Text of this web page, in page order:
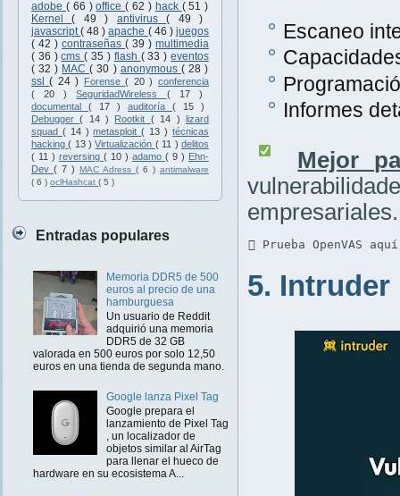
adobe ( 66 )office( 62 ) hack ( 51 )
Kernel( 49 ) antivirus( 49 )
javascript( 48 )apache ( 46 ) juegos
( 42 ) contraseñas ( 39 ) multimedia
( 36 )cms( 35 ) flash ( 33 )eventos
( 32 ) MAC( 30 ) anonymous ( 28 )
ssl( 24 ) Forense( 20 ) conferencia
( 20 )SeguridadWireless ( 17 )
documental ( 17 ) auditoría ( 15 )
Debugger( 14 ) Rootkit ( 14 ) lizard
squad ( 14 )metasploit( 13 ) técnicas
hacking( 13 )Virtualización ( 11 ) delitos
( 11 ) reversing ( 10 ) adamo ( 9 ) Ehn-
Dev ( 7 ) MAC Adress ( 6 ) antimalware
( 6 ) oclHashcat ( 5 )
Entradas populares
Memoria DDR5 de 500
euros al precio de una
hamburguesa
Un usuario de Reddit
adquirió una memoria
DDR5 de 32 GB
valorada en 500 euros por solo 12,50
euros en una tienda de segunda mano.
Google lanza Pixel Tag
Google prepara el
lanzamiento de Pixel Tag
, un localizador de
objetos similar al AirTag
para llenar el hueco de
hardware en su ecosistema A...
Escaneo
Informes
Mejor
empresariales.
 Prueba OpenVAS
5. Intruder